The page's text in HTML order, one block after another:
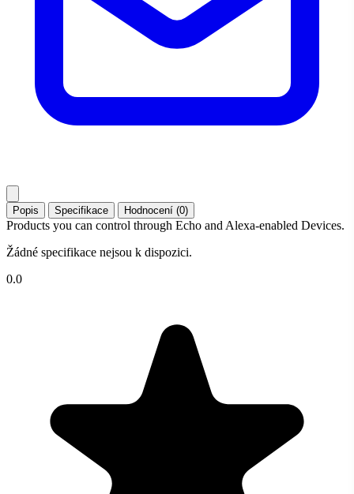
Popis Specifikace Hodnocení (0)
Products you can control through Echo and Alexa-enabled Devices.
Žádné specifikace nejsou k dispozici.
0.0